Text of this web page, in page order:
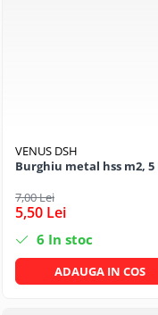
VENUS DSH
Burghiu metal hss m2, 5
7,00 Lei
5,50 Lei
6 In stoc
ADAUGA IN COS